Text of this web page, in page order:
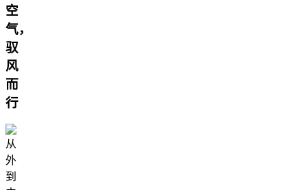
空
气，
驭
风
而
行